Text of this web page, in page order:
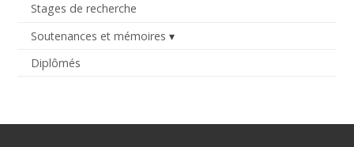
Stages de recherche
Soutenances et mémoires
Diplômés